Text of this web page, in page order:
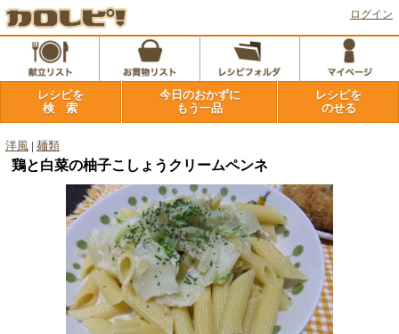
ログイン
レシピを
検 索
今日のおかずに
もう一品
レシピを
のせる
洋風 麺類
鶏と白菜の柚子こしょうクリームペンネ